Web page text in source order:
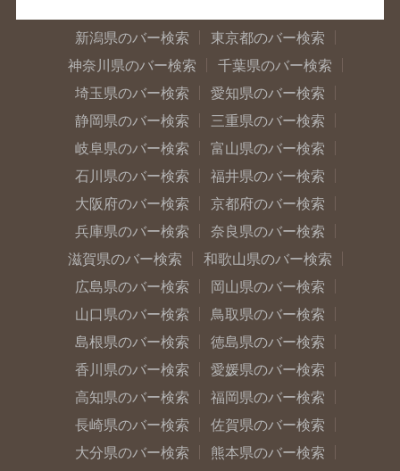
新潟県のバー検索
東京都のバー検索
神奈川県のバー検索
千葉県のバー検索
埼玉県のバー検索
愛知県のバー検索
静岡県のバー検索
三重県のバー検索
岐阜県のバー検索
富山県のバー検索
石川県のバー検索
福井県のバー検索
大阪府のバー検索
京都府のバー検索
兵庫県のバー検索
奈良県のバー検索
滋賀県のバー検索
和歌山県のバー検索
広島県のバー検索
岡山県のバー検索
山口県のバー検索
鳥取県のバー検索
島根県のバー検索
徳島県のバー検索
香川県のバー検索
愛媛県のバー検索
高知県のバー検索
福岡県のバー検索
長崎県のバー検索
佐賀県のバー検索
大分県のバー検索
熊本県のバー検索